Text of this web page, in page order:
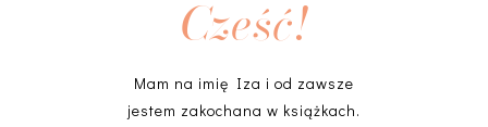
Cześć!
Mam na imię Iza i od zawsze
jestem zakochana w książkach.